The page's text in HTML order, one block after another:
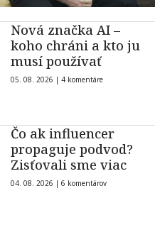
Nová značka AI –
koho chráni a kto ju
musí používať
05. 08. 2026 | 4 komentáre
Čo ak influencer
propaguje podvod?
Zisťovali sme viac
04. 08. 2026 | 6 komentárov